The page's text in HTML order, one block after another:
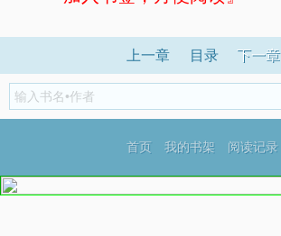
上一章 目录 下一章
首页 我的书架 阅读记录